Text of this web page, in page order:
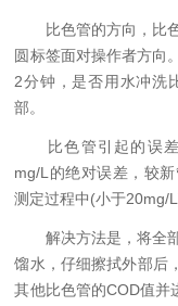
比色管的方向，比色
圆标签面对操作者方向
2分钟，是否用水冲洗
部。
比色管引起的误差
mg/L的绝对误差，较
测定过程中(小于20mg/
解决方法是，将全部
馏水，仔细擦拭外部后
其他比色管的COD值并